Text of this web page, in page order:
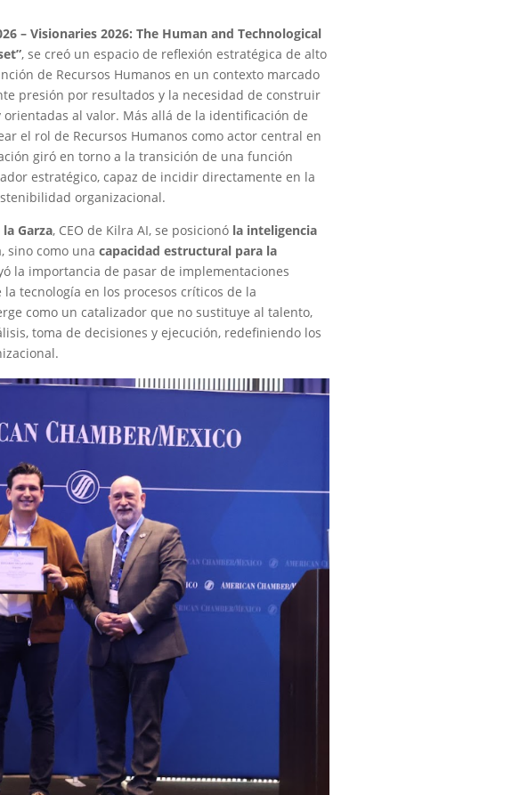
– Visionaries 2026: The Human and Technological
, se creó un espacio de reflexión estratégica de alto
de Recursos Humanos en un contexto marcado
presión por resultados y la necesidad de construir
al valor. Más allá de la identificación de
el rol de Recursos Humanos como actor central en
giró en torno a la transición de una función
estratégico, capaz de incidir directamente en la
organizacional.
Garza, CEO de Kilra AI, se posicionó la inteligencia
sino como unacapacidad estructural para la
la importancia de pasar de implementaciones
tecnología en los procesos críticos de la
como un catalizador que no sustituye al talento,
toma de decisiones y ejecución, redefiniendo los